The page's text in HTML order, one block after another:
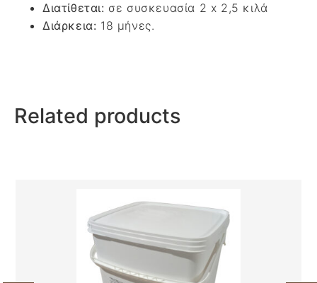
Διατίθεται: σε συσκευασία 2 x 2,5 κιλά
Διάρκεια: 18 μήνες.
Related products